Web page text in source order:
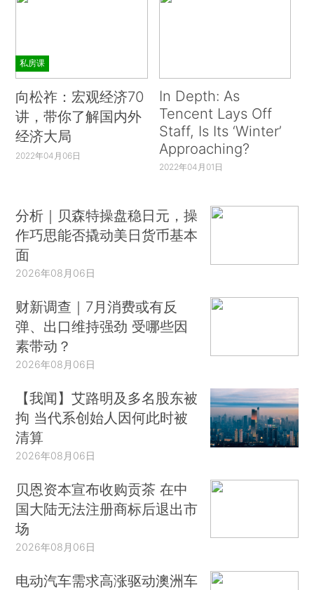
私房课
向松祚：宏观经济70
讲，带你了解国内外
经济大局
2022年04月06日
In Depth: As
Tencent Lays Off
Staff, Is Its ‘Winter’
Approaching?
2022年04月01日
分析｜贝森特操盘稳日元，操
作巧思能否撬动美日货币基本
面
2026年08月06日
财新调查｜7月消费或有反
弹、出口维持强劲 受哪些因
素带动？
2026年08月06日
【我闻】艾路明及多名股东被
拘 当代系创始人因何此时被
清算
2026年08月06日
贝恩资本宣布收购贡茶 在中
国大陆无法注册商标后退出市
场
2026年08月06日
电动汽车需求高涨驱动澳洲车